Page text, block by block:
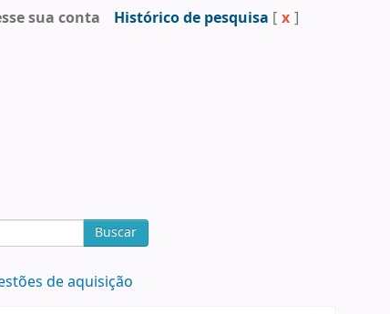
sua conta Histórico de pesquisa [ x ]
Buscar
de aquisição